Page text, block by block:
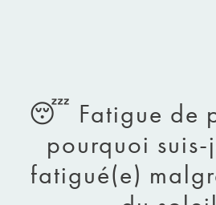
😴 Fatigue de
pourquoi suis-
fatigué(e)